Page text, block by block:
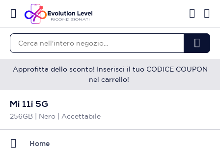
Approfitta dello sconto! Inserisci il tuo CODICE COUPON
nel carrello!
Mi 11i 5G
256GB | Nero | Accettabile
Home